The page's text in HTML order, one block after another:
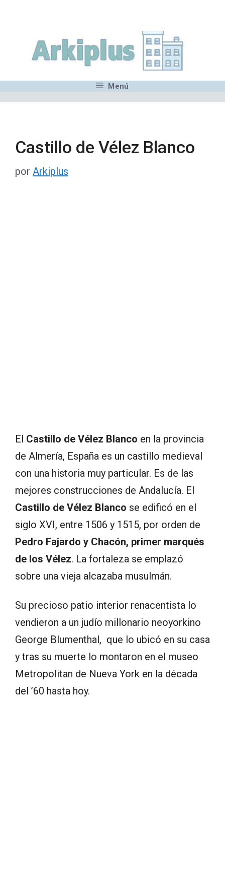
contenido
Menú
Castillo de Vélez Blanco
por Arkiplus
El Castillo de Vélez Blanco en la provincia
de Almería, España es un castillo medieval
con una historia muy particular. Es de las
mejores construcciones de Andalucía. El
Castillo de Vélez Blanco se edificó en el
siglo XVI, entre 1506 y 1515, por orden de
Pedro Fajardo y Chacón, primer marqués
de los Vélez. La fortaleza se emplazó
sobre una vieja alcazaba musulmán.
Su precioso patio interior renacentista lo
vendieron a un judío millonario neoyorkino
George Blumenthal, que lo ubicó en su casa
y tras su muerte lo montaron en el museo
Metropolitan de Nueva York en la década
del ’60 hasta hoy.